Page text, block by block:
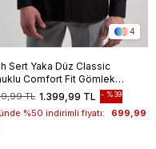
4
Sert Yaka Düz Classic
Comfort Fit Gömlek
1.399,99 TL
TL %39
%50 indirimli fiyatı:
699,99